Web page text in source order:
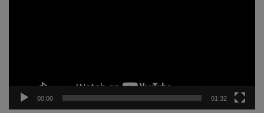
00:00 01:32